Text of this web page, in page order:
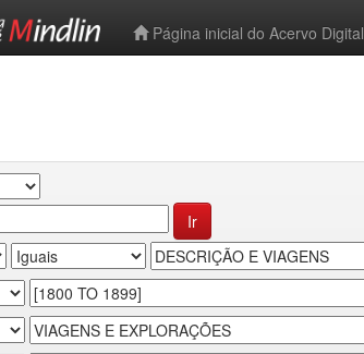
Página inicial do Acervo Digital